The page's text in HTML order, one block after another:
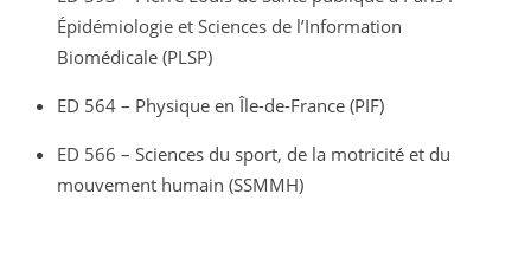
Épidémiologie et Sciences de l’Information
Biomédicale (PLSP)
ED 564 – Physique en Île-de-France (PIF)
ED 566 – Sciences du sport, de la motricité et du
mouvement humain (SSMMH)